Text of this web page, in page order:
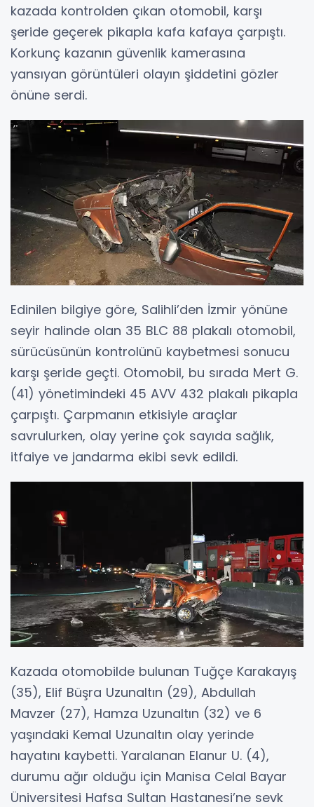
kazada kontrolden çıkan otomobil, karşı
şeride geçerek pikapla kafa kafaya çarpıştı.
Korkunç kazanın güvenlik kamerasına
yansıyan görüntüleri olayın şiddetini gözler
önüne serdi.
Edinilen bilgiye göre, Salihli’den İzmir yönüne
seyir halinde olan 35 BLC 88 plakalı otomobil,
sürücüsünün kontrolünü kaybetmesi sonucu
karşı şeride geçti. Otomobil, bu sırada Mert G.
(41) yönetimindeki 45 AVV 432 plakalı pikapla
çarpıştı. Çarpmanın etkisiyle araçlar
savrulurken, olay yerine çok sayıda sağlık,
itfaiye ve jandarma ekibi sevk edildi.
Kazada otomobilde bulunan Tuğçe Karakayış
(35), Elif Büşra Uzunaltın (29), Abdullah
Mavzer (27), Hamza Uzunaltın (32) ve 6
yaşındaki Kemal Uzunaltın olay yerinde
hayatını kaybetti. Yaralanan Elanur U. (4),
durumu ağır olduğu için Manisa Celal Bayar
Üniversitesi Hafsa Sultan Hastanesi’ne sevk